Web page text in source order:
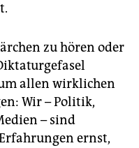
zu hören oder
allen wirklichen
Wir – Politik,
– sind
ernst,